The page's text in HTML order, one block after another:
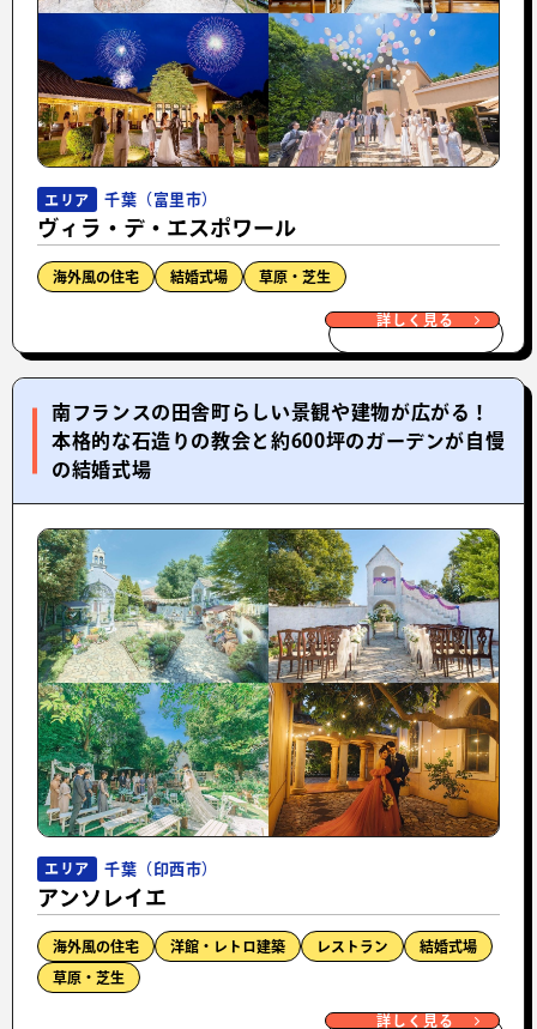
エリア 千葉（富里市）
ヴィラ・デ・エスポワール
海外風の住宅 結婚式場 草原・芝生
詳しく見る
南フランスの田舎町らしい景観や建物が広がる！
本格的な石造りの教会と約600坪のガーデンが自慢
の結婚式場
エリア 千葉（印西市）
アンソレイエ
海外風の住宅 洋館・レトロ建築 レストラン 結婚式場
草原・芝生
詳しく見る